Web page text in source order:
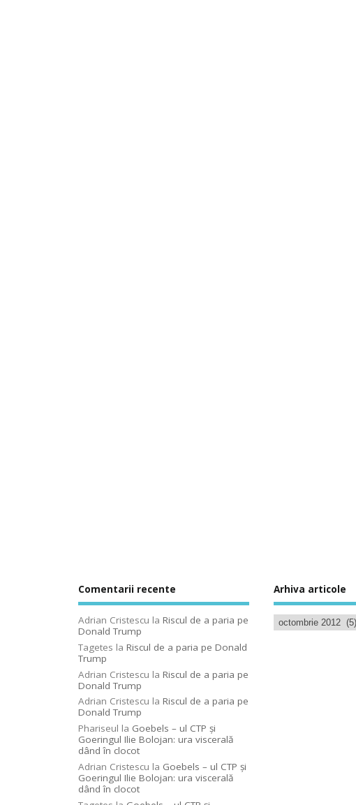
Comentarii recente
Adrian Cristescu la Riscul de a paria pe
Donald Trump
Tagetes la Riscul de a paria pe Donald
Trump
Adrian Cristescu la Riscul de a paria pe
Donald Trump
Adrian Cristescu la Riscul de a paria pe
Donald Trump
Phariseul la Goebels – ul CTP şi
Goeringul Ilie Bolojan: ura viscerală
dând în clocot
Adrian Cristescu la Goebels – ul CTP şi
Goeringul Ilie Bolojan: ura viscerală
dând în clocot
Arhiva articole